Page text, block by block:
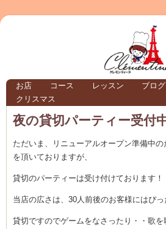
クレモンティーヌ – 新百合ヶ
お店 コース レッスン ブログ
クリスマス
夜の貸切パーティー受付
ただいま、リニューアルオープン準備中
を頂いておりますが、
貸切のパーティーは受け付けております！
当店の広さは、30人前後のお客様にはぴっ
貸切ですのでゲームをなさったり・・歌